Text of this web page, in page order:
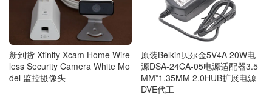
新到货 Xfinity Xcam Home Wire
less Security Camera White Mo
del 监控摄像头
原装Belkin贝尔金5V4A 20W电
源DSA-24CA-05电源适配器3.5
MM*1.35MM 2.0HUB扩展电源
DVE代工